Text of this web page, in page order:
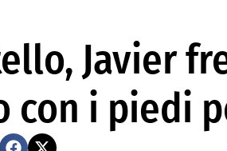
Javier
con i piedi